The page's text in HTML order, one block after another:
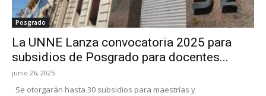
Posgrado
La UNNE Lanza convocatoria 2025 para
subsidios de Posgrado para docentes...
junio 26, 2025
Se otorgarán hasta 30 subsidios para maestrías y